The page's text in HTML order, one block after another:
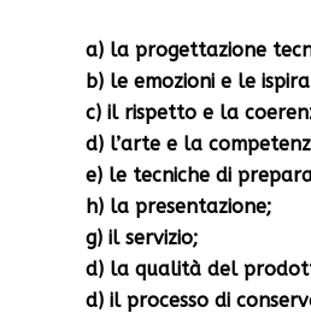
a) la progettazione
b) le emozioni e le
c) il rispetto e la
d) l’arte e la
e) le tecniche di
h) la presentazione;
g) il servizio;
d) la qualità del
d) il processo di